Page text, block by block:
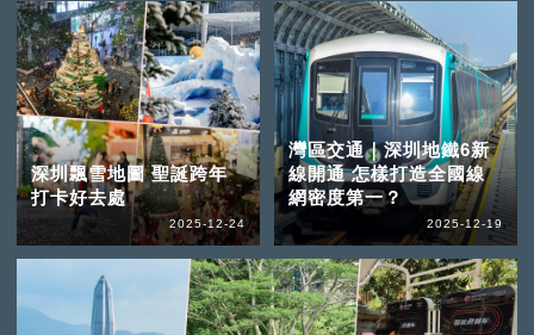
深圳飄雪地圖 聖誕跨年
打卡好去處
2025-12-24
灣區交通｜深圳地鐵6新
線開通 怎樣打造全國線
網密度第一？
2025-12-19